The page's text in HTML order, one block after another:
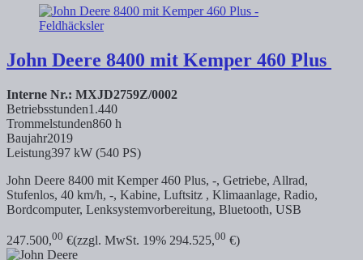
John Deere 8400 mit Kemper 460 Plus
Interne Nr.: MXJD2759Z/0002
Betriebsstunden1.440
Trommelstunden860 h
Baujahr2019
Leistung397 kW (540 PS)
John Deere 8400 mit Kemper 460 Plus, -, Getriebe, Allrad,
Stufenlos, 40 km/h, -, Kabine, Luftsitz , Klimaanlage, Radio,
Bordcomputer, Lenksystemvorbereitung, Bluetooth, USB
247.500,00 €(zzgl. MwSt. 19% 294.525,00 €)